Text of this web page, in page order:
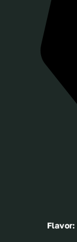
Flavor: